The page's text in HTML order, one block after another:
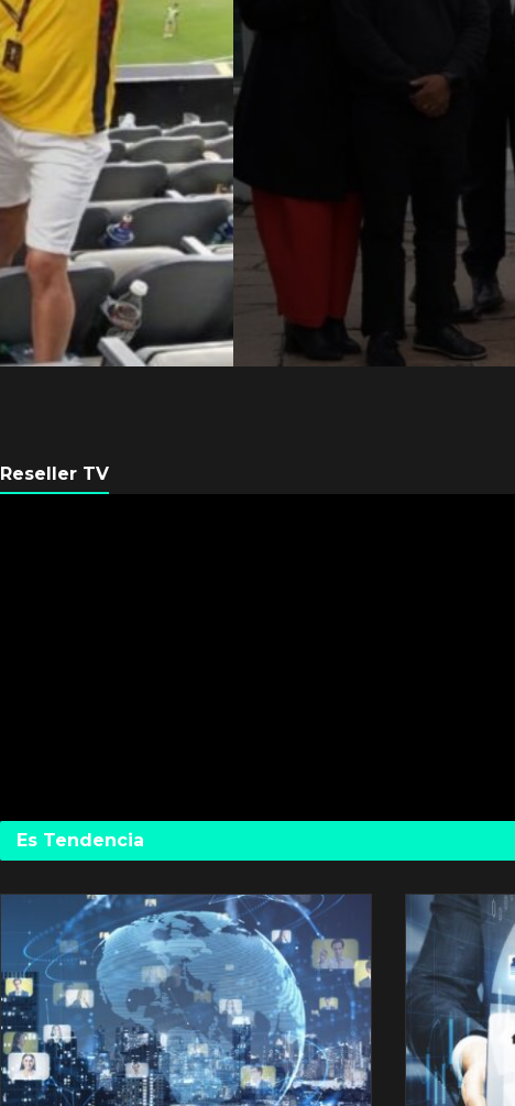
Axis
Argentina se
con nueva sede
PORREDACCIÓN LATAM 6 AGOSTO, 2026
Reseller TV
Es Tendencia